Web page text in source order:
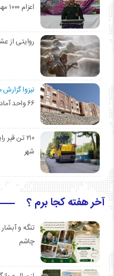
اعزام ۱۰۰۰ مهدیشهری به تشییع رهبر شهید
روایتی از
نیزوا
۶۶ واحد آماده تحویل در پروژه۱۳۸ واحدی مهدیشهر
۲۱۰ تن
شهر
آخر هفته کجا برم ؟
تنگه و
چاشم